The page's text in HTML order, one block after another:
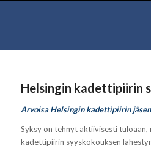
Helsingin kadettipiirin
Arvoisa Helsingin kadettipiirin
Syksy on tehnyt aktiivisesti
kadettipiirin syyskokouksen